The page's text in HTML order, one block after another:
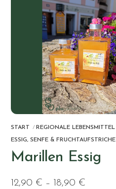
START REGIONALE LEBENSMITTEL
ESSIG, SENFE & FRUCHTAUFSTRICHE
Marillen Essig
12,90 € – 18,90 €